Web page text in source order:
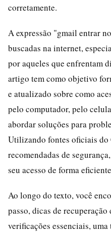
corretamente.
A expressão "gmail entrar
buscadas na internet,
por aqueles que enfrentam
artigo tem como objetivo
e atualizado sobre como
pelo computador, pelo
abordar soluções para
Utilizando fontes oficiais do
recomendadas de
seu acesso de forma
Ao longo do texto, você
passo, dicas de
verificações essenciais,